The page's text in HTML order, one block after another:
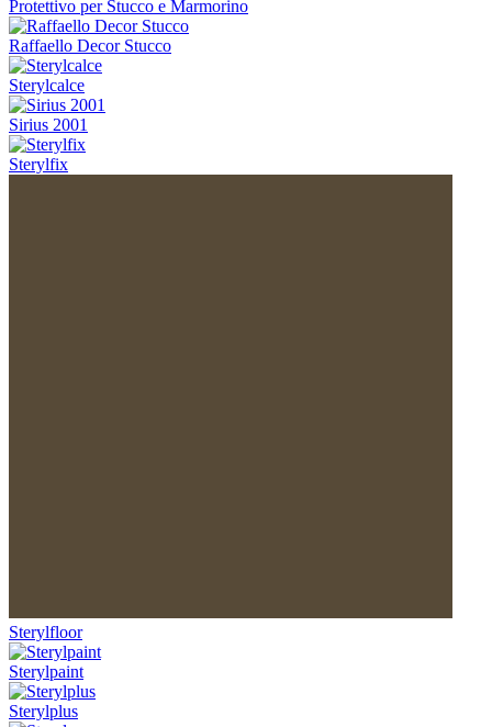
Protettivo per Stucco e Marmorino
Raffaello Decor Stucco
Sterylcalce
Sirius 2001
Sterylfix
Sterylfloor
Sterylpaint
Sterylplus